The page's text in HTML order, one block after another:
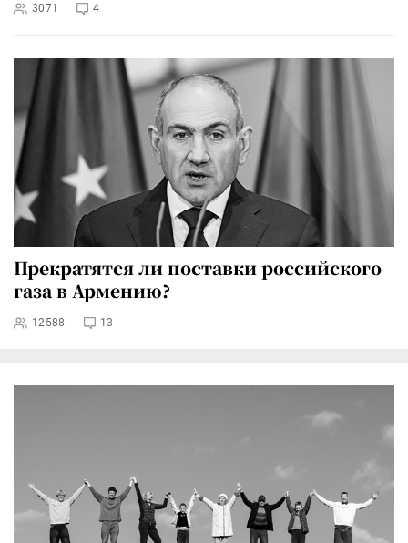
3071 4
Прекратятся ли поставки российского
газа в Армению?
12588 13